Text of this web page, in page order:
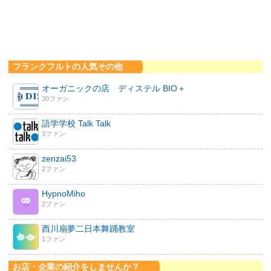
フランクフルトの人気その他
オーガニックの店 ディステル BIO＋
30ファン
語学学校 Talk Talk
3ファン
zenzai53
2ファン
HypnoMiho
2ファン
西川扇夢二日本舞踊教室
1ファン
お店・企業の紹介をしませんか？